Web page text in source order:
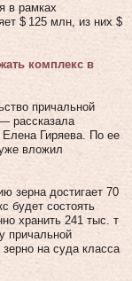
в рамках
$ 125 млн, из них $
комплекс в
причальной
рассказала
Гиряева. По ее
вложил
зерна достигает 70
будет состоять
хранить 241 тыс. т
причальной
на суда класса